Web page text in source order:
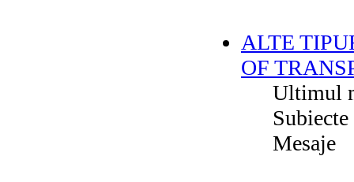
ALTE
OF
Ultimul
Subiecte
Mesaje